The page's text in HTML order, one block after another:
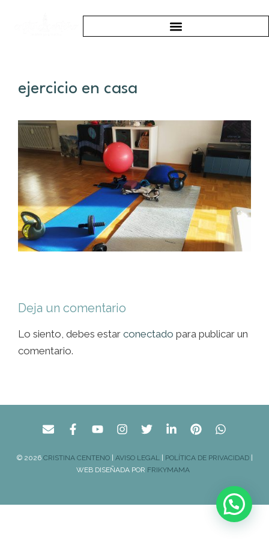
ejercicio en casa
Deja un comentario
Lo siento, debes estar conectado para publicar un
comentario.
© 2026 CRISTINA CENTENO| AVISO LEGAL | POLÍTICA DE PRIVACIDAD|
WEB DISEÑADA POR FRIKYMAMA